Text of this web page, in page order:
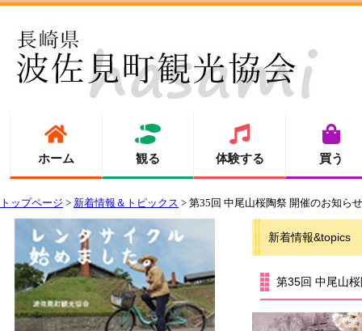
ホーム 観る 体験する 買う
トップページ > 新着情報＆トピックス > 第35回 中尾山桜陶祭 開催のお知らせ
新着情報&topics
第35回 中尾山